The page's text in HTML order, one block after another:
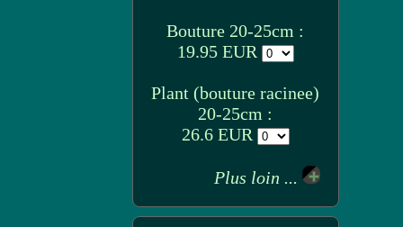
Bouture 20-25cm :
19.95 EUR
Plant (bouture racinee)
20-25cm :
26.6 EUR
Plus loin ...